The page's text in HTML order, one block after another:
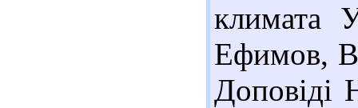
климата
Ефимов,